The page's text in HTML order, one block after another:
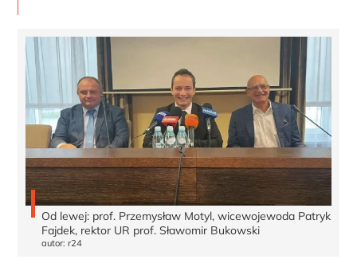
Od lewej: prof. Przemysław Motyl, wicewojewoda Patryk
Fajdek, rektor UR prof. Sławomir Bukowski
autor: r24